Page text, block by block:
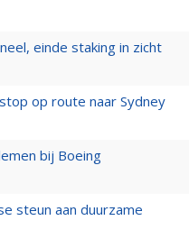
einde staking in zicht
op route naar Sydney
bij Boeing
steun aan duurzame